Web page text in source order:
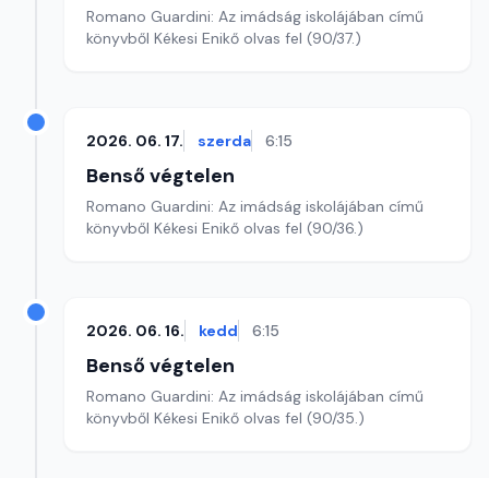
Romano Guardini: Az imádság iskolájában című
könyvből Kékesi Enikő olvas fel (90/37.)
2026. 06. 17. szerda 6:15
Benső végtelen
Romano Guardini: Az imádság iskolájában című
könyvből Kékesi Enikő olvas fel (90/36.)
2026. 06. 16. kedd 6:15
Benső végtelen
Romano Guardini: Az imádság iskolájában című
könyvből Kékesi Enikő olvas fel (90/35.)